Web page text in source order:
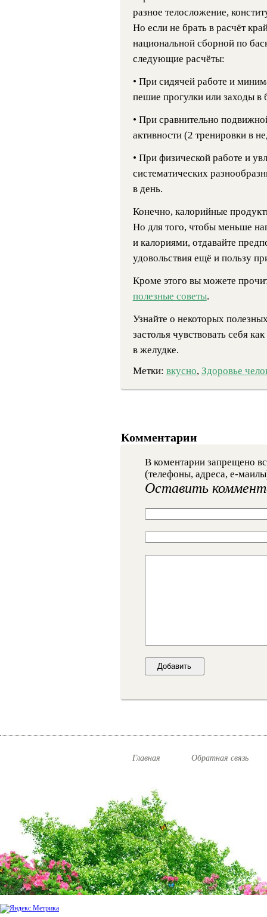
разное телосложение,
Но если не брать в расчёт
национальной сборной по
следующие расчёты:
• При сидячей работе и
пешие прогулки или заходы в
• При сравнительно
активности (2 тренировки в
• При физической работе и
систематических
в день.
Конечно, калорийные
Но для того, чтобы меньше
и калориями, отдавайте
удовольствия ещё и пользу
Кроме этого вы можете
полезные советы.
Узнайте о некоторых
застолья чувствовать себя
в желудке.
Метки: вкусно, Здоровье
Комментарии
В коментарии запрещено
(телефоны, адреса, е-
Оставить
Главная Обратная связь